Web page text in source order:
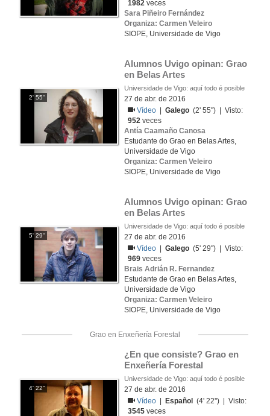
1982 veces
Sara Piñeiro Fernández
Organiza: Carmen Veleiro
SIOPE, Universidade de Vigo
2' 55''
Alumnos Uvigo opinan: Grao
en Belas Artes
Universidade de Vigo: aquí todo é posible
27 de abr. de 2016
Vídeo
|Galego (2' 55'') | Visto:
952 veces
Antía Caamaño Canosa
Estudante do Grao en Belas Artes,
Universidade de Vigo
Organiza: Carmen Veleiro
SIOPE, Universidade de Vigo
5' 29''
Alumnos Uvigo opinan: Grao
en Belas Artes
Universidade de Vigo: aquí todo é posible
27 de abr. de 2016
Vídeo
|Galego (5' 29'') | Visto:
969 veces
Brais Adrián R. Fernandez
Estudante de Grao en Belas Artes,
Universidade de Vigo
Organiza: Carmen Veleiro
SIOPE, Universidade de Vigo
Grao en Enxeñería Forestal
4' 22''
¿En que consiste? Grao en
Enxeñería Forestal
Universidade de Vigo: aquí todo é posible
27 de abr. de 2016
Vídeo
Español
(4' 22'') | Visto:
3545 veces